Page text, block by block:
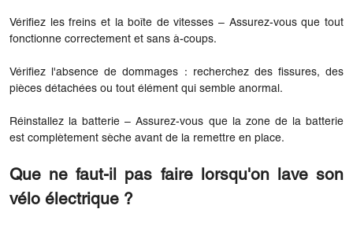
Vérifiez les freins et la boîte de vitesses – Assurez-vous que tout
fonctionne correctement et sans à-coups.
Vérifiez l'absence de dommages : recherchez des fissures, des
pièces détachées ou tout élément qui semble anormal.
Réinstallez la batterie – Assurez-vous que la zone de la batterie
est complètement sèche avant de la remettre en place.
Que ne faut-il pas faire lorsqu'on lave son
vélo électrique ?